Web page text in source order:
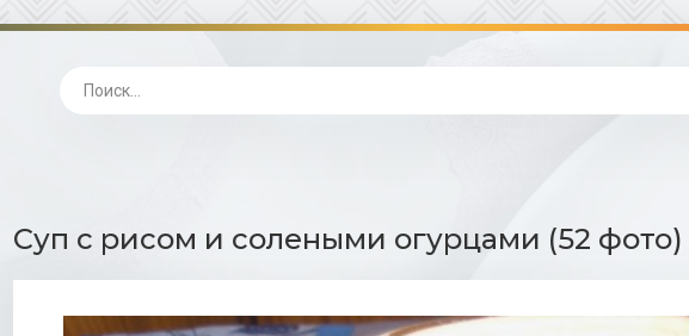
Суп с рисом и солеными огурцами (52 фото)